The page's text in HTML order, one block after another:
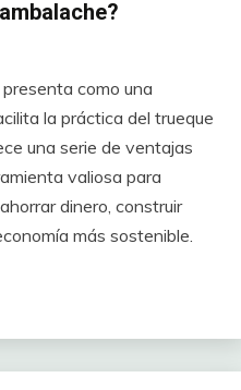
como una
la práctica del trueque
una serie de ventajas
valiosa para
dinero, construir
más sostenible.